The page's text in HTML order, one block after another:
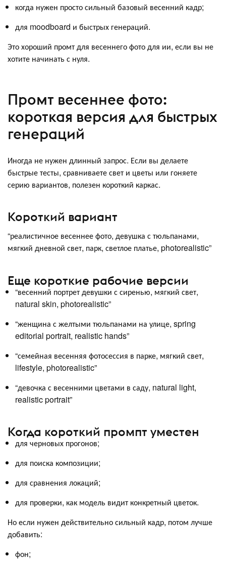
когда нужен просто сильный базовый весенний кадр;
для moodboard и быстрых генераций.
Это хороший промт для весеннего фото для ии, если вы не
хотите начинать с нуля.
Промт весеннее фото:
короткая версия для быстрых
генераций
Иногда не нужен длинный запрос. Если вы делаете
быстрые тесты, сравниваете свет и цветы или гоняете
серию вариантов, полезен короткий каркас.
Короткий вариант
“реалистичное весеннее фото, девушка с тюльпанами,
мягкий дневной свет, парк, светлое платье, photorealistic”
Еще короткие рабочие версии
“весенний портрет девушки с сиренью, мягкий свет,
natural skin, photorealistic”
“женщина с желтыми тюльпанами на улице, spring
editorial portrait, realistic hands”
“семейная весенняя фотосессия в парке, мягкий свет,
lifestyle, photorealistic”
“девочка с весенними цветами в саду, natural light,
realistic portrait”
Когда короткий промпт уместен
для черновых прогонов;
для поиска композиции;
для сравнения локаций;
для проверки, как модель видит конкретный цветок.
Но если нужен действительно сильный кадр, потом лучше
добавить:
фон;